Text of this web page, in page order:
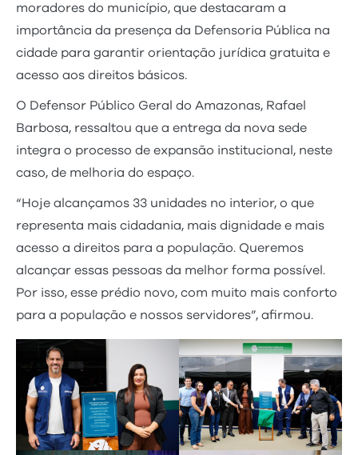
moradores do município, que destacaram a
importância da presença da Defensoria Pública na
cidade para garantir orientação jurídica gratuita e
acesso aos direitos básicos.
O Defensor Público Geral do Amazonas, Rafael
Barbosa, ressaltou que a entrega da nova sede
integra o processo de expansão institucional, neste
caso, de melhoria do espaço.
“Hoje alcançamos 33 unidades no interior, o que
representa mais cidadania, mais dignidade e mais
acesso a direitos para a população. Queremos
alcançar essas pessoas da melhor forma possível.
Por isso, esse prédio novo, com muito mais conforto
para a população e nossos servidores”, afirmou.